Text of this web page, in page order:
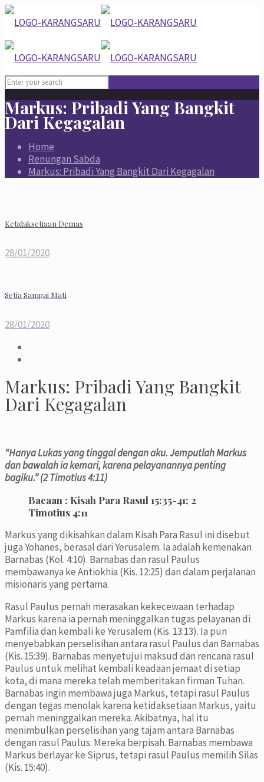
Markus: Pribadi Yang Bangkit
Dari Kegagalan
Home
Renungan Sabda
Markus: Pribadi Yang Bangkit Dari Kegagalan
Ketidaksetiaan Demas
28/01/2020
Setia Sampai Mati
28/01/2020
Markus: Pribadi Yang Bangkit
Dari Kegagalan
“Hanya Lukas yang tinggal dengan aku. Jemputlah Markus
dan bawalah ia kemari, karena pelayanannya penting
bagiku.” (2 Timotius 4:11)
Bacaan : Kisah Para Rasul 15:35-41; 2
Timotius 4:11
Markus yang dikisahkan dalam Kisah Para Rasul ini disebut
juga Yohanes, berasal dari Yerusalem. Ia adalah kemenakan
Barnabas (Kol. 4:10). Barnabas dan rasul Paulus
membawanya ke Antiokhia (Kis. 12:25) dan dalam perjalanan
misionaris yang pertama.
Rasul Paulus pernah merasakan kekecewaan terhadap
Markus karena ia pernah meninggalkan tugas pelayanan di
Pamfilia dan kembali ke Yerusalem (Kis. 13:13). Ia pun
menyebabkan perselisihan antara rasul Paulus dan Barnabas
(Kis. 15:39). Barnabas menyetujui maksud dan rencana rasul
Paulus untuk melihat kembali keadaan jemaat di setiap
kota, di mana mereka telah memberitakan firman Tuhan.
Barnabas ingin membawa juga Markus, tetapi rasul Paulus
dengan tegas menolak karena ketidaksetiaan Markus, yaitu
pernah meninggalkan mereka. Akibatnya, hal itu
menimbulkan perselisihan yang tajam antara Barnabas
dengan rasul Paulus. Mereka berpisah. Barnabas membawa
Markus berlayar ke Siprus, tetapi rasul Paulus memilih Silas
(Kis. 15:40).